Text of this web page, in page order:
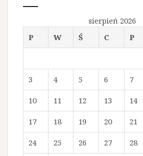
sierpień 2026
P
W Ś C P
3 4 5 6 7
10 11 12 13 14
17 18 19 20 21
24 25 26 27 28